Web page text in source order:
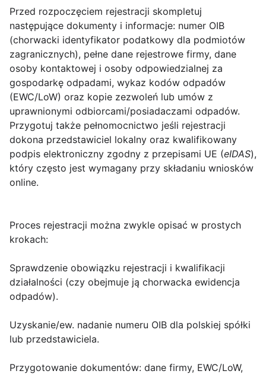
Przed rozpoczęciem rejestracji skompletuj
następujące dokumenty i informacje: numer OIB
(chorwacki identyfikator podatkowy dla podmiotów
zagranicznych), pełne dane rejestrowe firmy, dane
osoby kontaktowej i osoby odpowiedzialnej za
gospodarkę odpadami, wykaz kodów odpadów
(EWC/LoW) oraz kopie zezwoleń lub umów z
uprawnionymi odbiorcami/posiadaczami odpadów.
Przygotuj także pełnomocnictwo jeśli rejestracji
dokona przedstawiciel lokalny oraz kwalifikowany
podpis elektroniczny zgodny z przepisami UE (eIDAS),
który często jest wymagany przy składaniu wniosków
online.
Proces rejestracji można zwykle opisać w prostych
krokach:
Sprawdzenie obowiązku rejestracji i kwalifikacji
działalności (czy obejmuje ją chorwacka ewidencja
odpadów).
Uzyskanie/ew. nadanie numeru OIB dla polskiej spółki
lub przedstawiciela.
Przygotowanie dokumentów: dane firmy, EWC/LoW,